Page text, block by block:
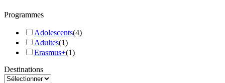
Programmes
Adolescents(4)
Adultes(1)
Erasmus+(1)
Destinations